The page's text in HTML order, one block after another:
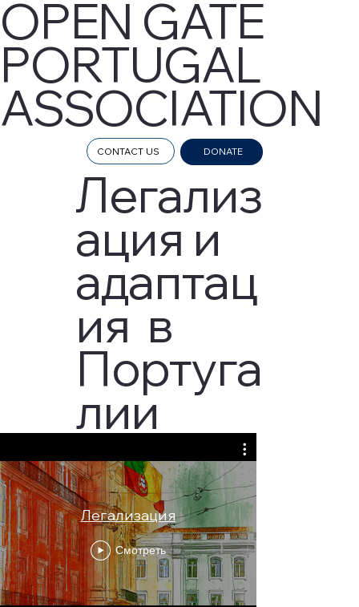
OPEN GATE
PORTUGAL
ASSOCIATION
CONTACT US DONATE
Легализ
ация и
адаптац
ия в
Португа
лии
Легализация
Смотреть